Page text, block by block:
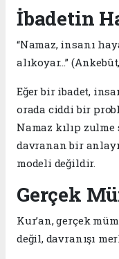
İbadetin
“Namaz, insanı
alıkoyar…”
Eğer bir ibadet,
orada ciddi bir
Namaz kılıp
davranan bir
modeli değildir.
Gerçek
Kur’an, gerçek
değil, davranışı